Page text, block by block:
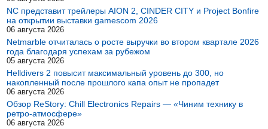
NC представит трейлеры AION 2, CINDER CITY и Project Bonfire
на открытии выставки gamescom 2026
06 августа 2026
Netmarble отчиталась о росте выручки во втором квартале 2026
года благодаря успехам за рубежом
05 августа 2026
Helldivers 2 повысит максимальный уровень до 300, но
накопленный после прошлого капа опыт не пропадет
06 августа 2026
Обзор ReStory: Chill Electronics Repairs — «Чиним технику в
ретро-атмосфере»
06 августа 2026